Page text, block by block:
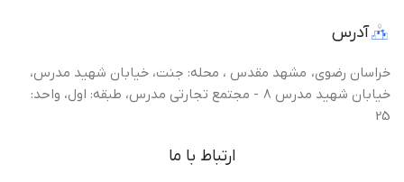
آدرس
خراسان رضوی، مشهد مقدس ، محله: جنت، خیابان شهید مدرس،
خیابان شهید مدرس 8 - مجتمع تجارتی مدرس، طبقه: اول، واحد:
25
ارتباط با ما